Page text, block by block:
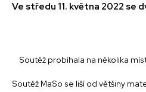
Ve středu 11. května 2022 se
Soutěž probíhala na několika
Soutěž MaSo se liší od většiny